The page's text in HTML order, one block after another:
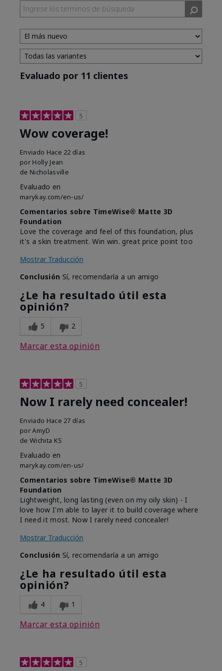
Evaluado por 11 clientes
5
Wow coverage!
Enviado Hace 22 días
por Holly Jean
de Nicholasville
Evaluado en
marykay.com/en-us/
Comentarios sobre TimeWise® Matte 3D
Foundation
Love the coverage and feel of this foundation, plus
it's a skin treatment. Win win. great price point too
Mostrar Traducción
Conclusión Sí, recomendaría a un amigo
¿Le ha resultado útil esta
opinión?
5 2
Marcar esta opinión
5
Now I rarely need concealer!
Enviado Hace 27 días
porAmyD
de Wichita KS
Evaluado en
marykay.com/en-us/
Comentarios sobre TimeWise® Matte 3D
Foundation
Lightweight, long lasting (even on my oily skin) - I
love how I'm able to layer it to build coverage where
I need it most. Now I rarely need concealer!
Mostrar Traducción
Conclusión Sí, recomendaría a un amigo
¿Le ha resultado útil esta
opinión?
4 1
Marcar esta opinión
5